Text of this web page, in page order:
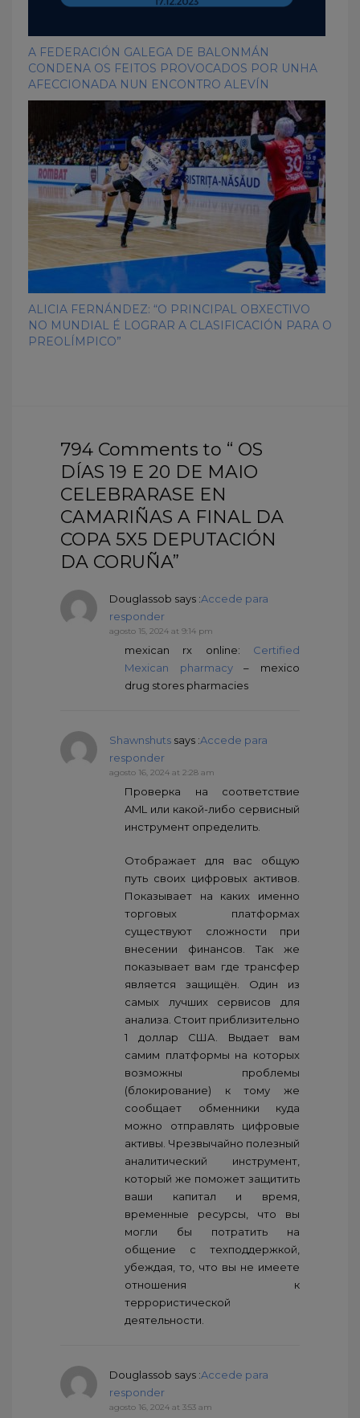
A FEDERACIÓN GALEGA DE BALONMÁN
CONDENA OS FEITOS PROVOCADOS POR UNHA
AFECCIONADA NUN ENCONTRO ALEVÍN
ALICIA FERNÁNDEZ: “O PRINCIPAL OBXECTIVO
NO MUNDIAL É LOGRAR A CLASIFICACIÓN PARA O
PREOLÍMPICO”
794 Comments to “ OS
DÍAS 19 E 20 DE MAIO
CELEBRARASE EN
CAMARIÑAS A FINAL DA
COPA 5X5 DEPUTACIÓN
DA CORUÑA”
Douglassob says :Accede para
responder
agosto 15, 2024 at 9:14 pm
mexican rx online: Certified
Mexican pharmacy– mexico
drug stores pharmacies
Shawnshuts says :Accede para
responder
agosto 16, 2024 at 2:28 am
Проверка на соответствие
AML или какой-либо сервисный
инструмент определить.
Отображает для вас общую
путь своих цифровых активов.
Показывает на каких именно
торговых платформах
существуют сложности при
внесении финансов. Так же
показывает вам где трансфер
является защищён. Один из
самых лучших сервисов для
анализа. Стоит приблизительно
1 доллар США. Выдает вам
самим платформы на которых
возможны проблемы
(блокирование) к тому же
сообщает обменники куда
можно отправлять цифровые
активы. Чрезвычайно полезный
аналитический инструмент,
который же поможет защитить
ваши капитал и время,
временные ресурсы, что вы
могли бы потратить на
общение с техподдержкой,
убеждая, то, что вы не имеете
отношения к
террористической
деятельности.
Douglassob says :Accede para
responder
agosto 16, 2024 at 3:53 am